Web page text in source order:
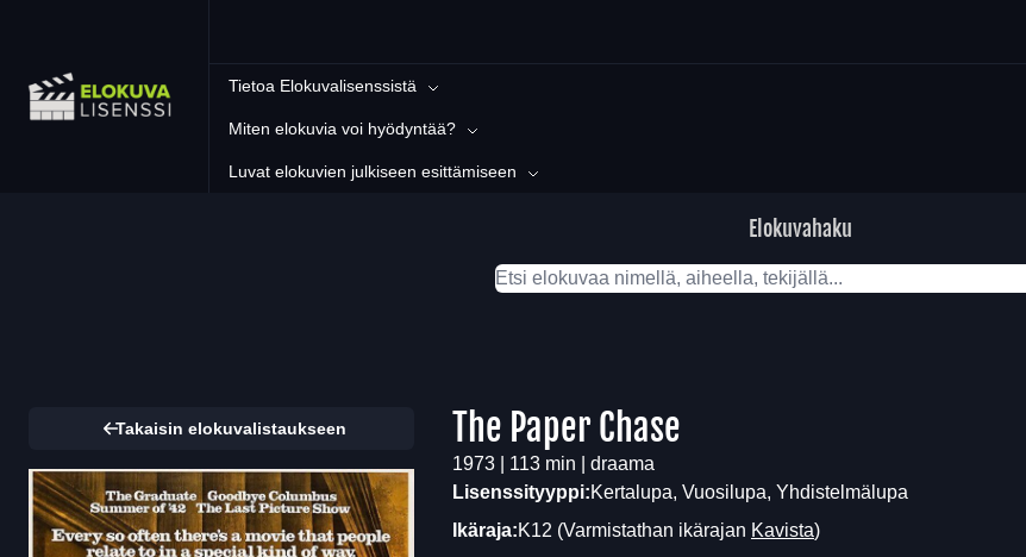
Tietoa Elokuvalisenssistä
Miten elokuvia voi hyödyntää?
Luvat elokuvien julkiseen esittämiseen
Elokuvahaku
Takaisin elokuvalistaukseen The Paper Chase
1973 | 113 min | draama
Lisenssityyppi:Kertalupa, Vuosilupa, Yhdistelmälupa
Ikäraja:K12 (Varmistathan ikärajan Kavista)